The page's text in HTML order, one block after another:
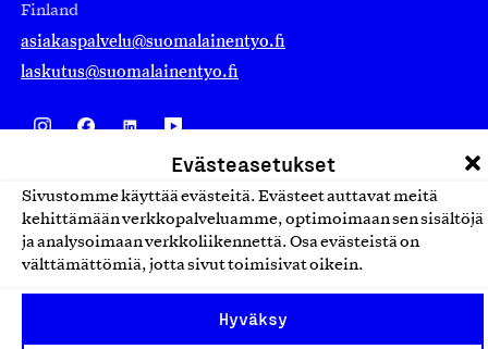
Evästeasetukset
Sivustomme käyttää evästeitä. Evästeet auttavat meitä
kehittämään verkkopalveluamme, optimoimaan sen sisältöjä
ja analysoimaan verkkoliikennettä. Osa evästeistä on
välttämättömiä, jotta sivut toimisivat oikein.
Hyväksy
Finland
asiakaspalvelu@suomalainentyo.fi
laskutus@suomalainentyo.fi
Avainlippu